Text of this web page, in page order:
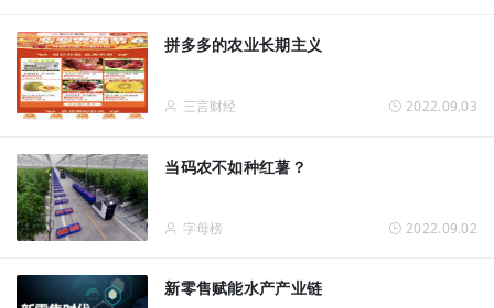
拼多多的农业长期主义
三言财经 2022.09.03
当码农不如种红薯？
字母榜 2022.09.02
新零售赋能水产产业链